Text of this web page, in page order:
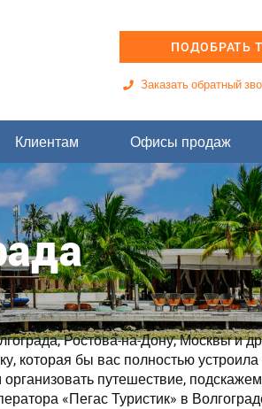
ПОДОБРАТЬ
Заказать обратный
Клиентам Офисы продаж
Ростова-на-Дону, Москвы и
которая бы вас полностью устроила
путешествие, подскажем
«Пегас Туристик» в